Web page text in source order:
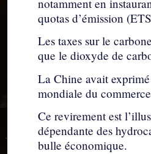
notamment en
quotas d’émission
Les taxes sur le
que le dioxyde de
La Chine avait
mondiale du
Ce revirement est
dépendante des
bulle économique.